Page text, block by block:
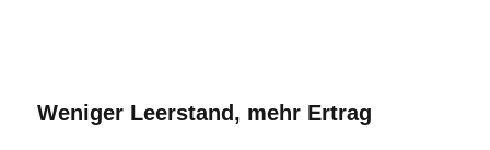
Weniger Leerstand, mehr Ertrag